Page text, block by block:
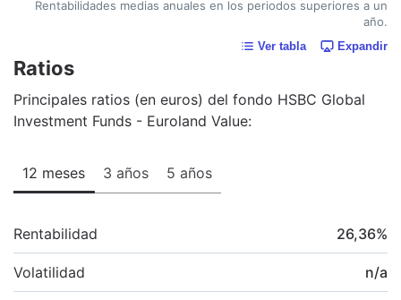
Rentabilidades medias anuales en los periodos superiores a un
año.
Ver tabla Expandir
Ratios
Principales ratios (en euros) del fondo HSBC Global
Investment Funds - Euroland Value:
12 meses 3 años 5 años
Rentabilidad 26,36%
Volatilidad n/a